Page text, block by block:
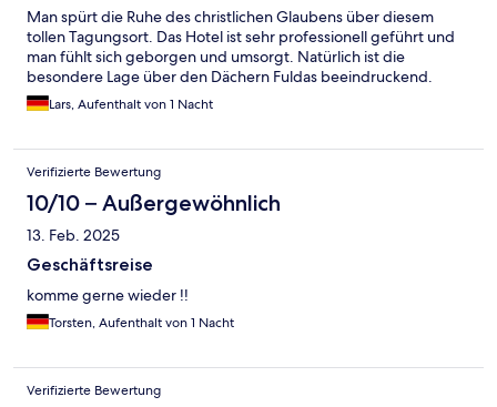
Man spürt die Ruhe des christlichen Glaubens über diesem
tollen Tagungsort. Das Hotel ist sehr professionell geführt und
man fühlt sich geborgen und umsorgt. Natürlich ist die
besondere Lage über den Dächern Fuldas beeindruckend.
Lars, Aufenthalt von 1 Nacht
Verifizierte Bewertung
10/10 – Außergewöhnlich
13. Feb. 2025
Geschäftsreise
komme gerne wieder !!
Torsten, Aufenthalt von 1 Nacht
Verifizierte Bewertung